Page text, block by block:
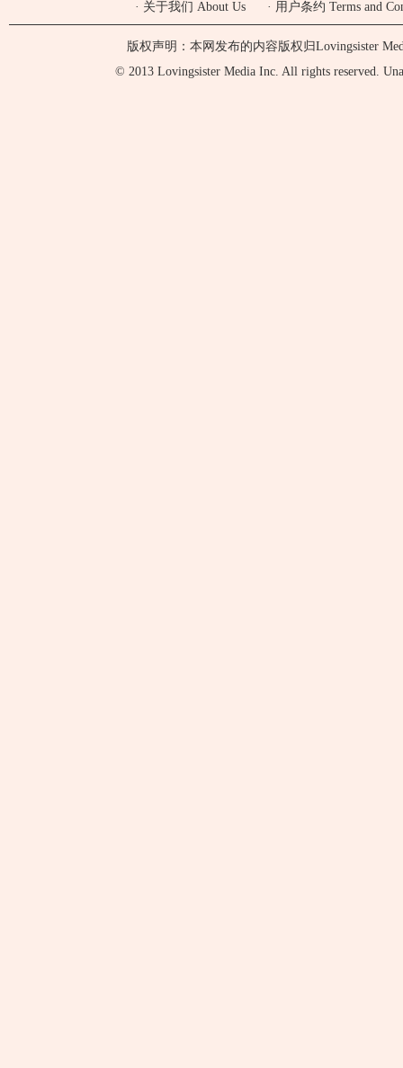
· 关于我们 About Us · 用户条约 Terms and
版权声明：本网发布的内容版权归Lovingsister
© 2013 Lovingsister Media Inc. All rights reserved.